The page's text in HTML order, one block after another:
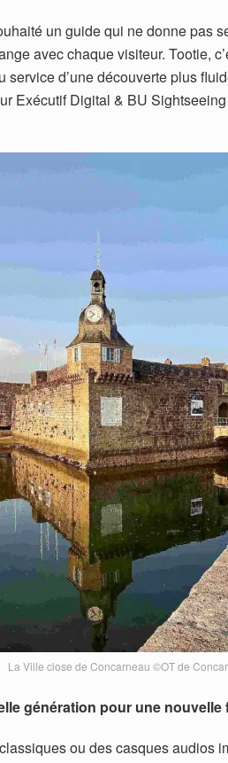
un guide qui ne donne pas
avec chaque visiteur. Tootie,
service d’une découverte plus
Exécutif Digital & BU
La Ville close de Concarneau ©OT de
génération pour une nouvelle
ou des casques audios